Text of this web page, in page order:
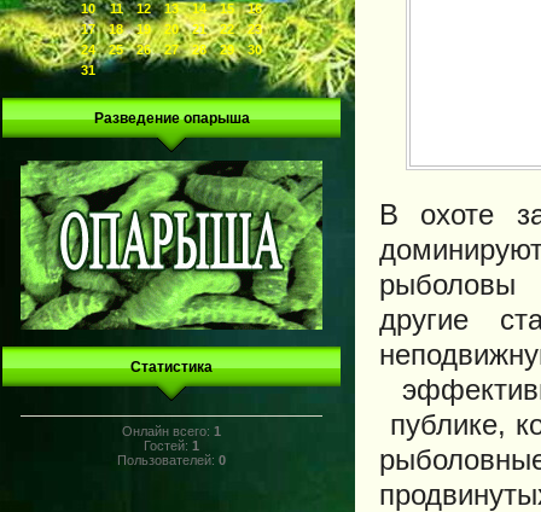
10
11 12 13 14 15
16
17
18 19 20 21 22
23
24
25 26 27 28 29
30
31
Разведение опарыша
Статистика
Онлайн всего: 1
Гостей: 1
Пользователей: 0
В охоте
рыболовы
другие
публике,